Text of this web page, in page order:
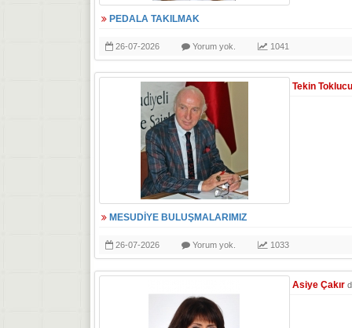
PEDALA TAKILMAK
26-07-2026 Yorum yok. 1041
Tekin
MESUDİYE BULUŞMALARIMIZ
26-07-2026 Yorum yok. 1033
Asiye Çakır